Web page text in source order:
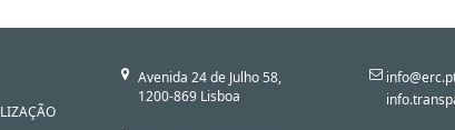
Avenida 24 de Julho 58,
1200-869 Lisboa